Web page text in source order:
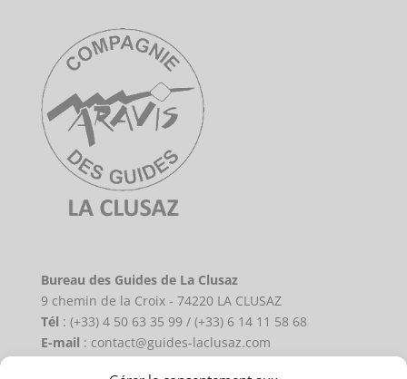
Bureau des Guides de La Clusaz
9 chemin de la Croix - 74220 LA CLUSAZ
Tél : (+33) 4 50 63 35 99 / (+33) 6 14 11 58 68
E-mail : contact@guides-laclusaz.com